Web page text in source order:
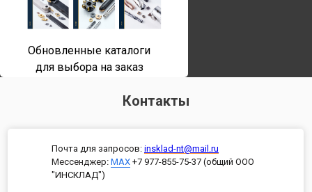
Обновленные каталоги
для выбора на заказ
Контакты
Почта для запросов: insklad-nt@mail.ru
Мессенджер: MAX +7 977-855-75-37 (общий ООО
"ИНСКЛАД")